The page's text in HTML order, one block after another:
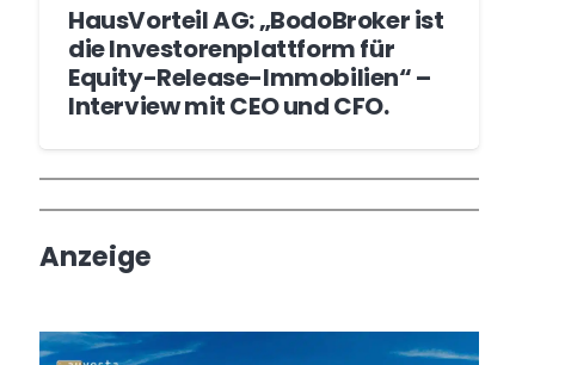
HausVorteil AG: „BodoBroker ist
die Investorenplattform für
Equity-Release-Immobilien“ –
Interview mit CEO und CFO.
Wochenrückblick
Trendthemen
Anzeige